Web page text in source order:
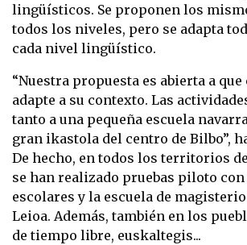
lingüísticos. Se proponen los
todos los niveles, pero se adapta
cada nivel lingüístico.
“Nuestra propuesta es abierta a que
adapte a su contexto. Las
tanto a una pequeña escuela
gran ikastola del centro de Bilbo”,
De hecho, en todos los territorios
se han realizado pruebas piloto
escolares y la escuela de magisterio
Leioa. Además, también en los
de tiempo libre, euskaltegis...